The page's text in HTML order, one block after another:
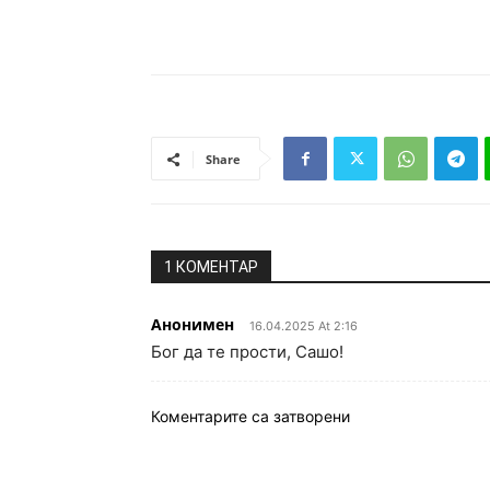
Share
1 КОМЕНТАР
Анонимен 16.04.2025 At 2:16
Бог да те прости, Сашо!
Коментарите са затворени